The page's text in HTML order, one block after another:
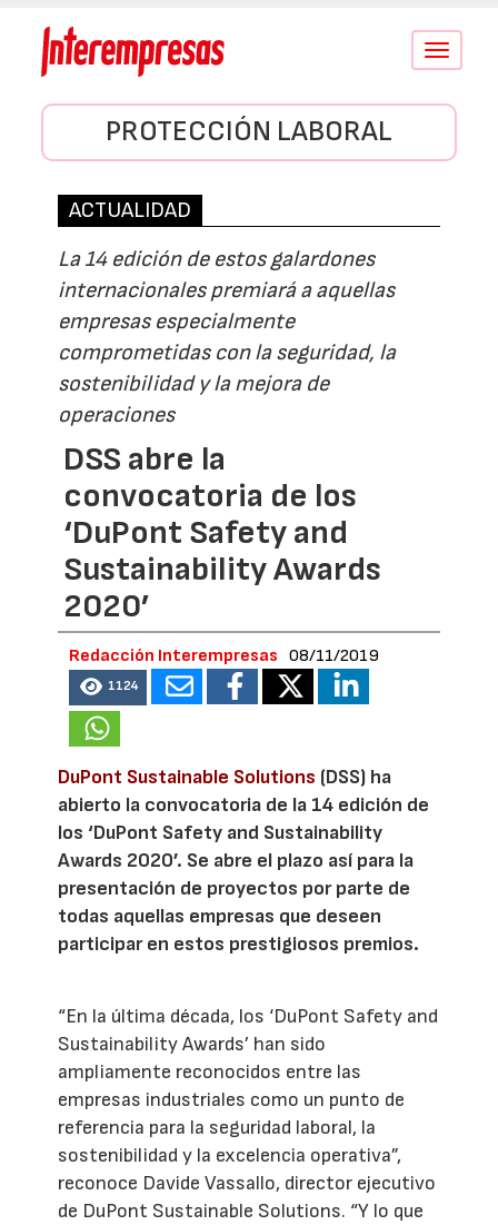
Conmutar
PROTECCIÓN LABORAL
ACTUALIDAD
La 14 edición de estos galardones
internacionales premiará a aquellas
empresas especialmente
comprometidas con la seguridad, la
sostenibilidad y la mejora de
operaciones
DSS abre la
convocatoria de los
‘DuPont Safety and
Sustainability Awards
2020’
Redacción Interempresas 08/11/2019
1124
DuPont Sustainable Solutions (DSS) ha
abierto la convocatoria de la 14 edición de
los ‘DuPont Safety and Sustainability
Awards 2020’. Se abre el plazo así para la
presentación de proyectos por parte de
todas aquellas empresas que deseen
participar en estos prestigiosos premios.
“En la última década, los ‘DuPont Safety and
Sustainability Awards’ han sido
ampliamente reconocidos entre las
empresas industriales como un punto de
referencia para la seguridad laboral, la
sostenibilidad y la excelencia operativa”,
reconoce Davide Vassallo, director ejecutivo
de DuPont Sustainable Solutions. “Y lo que